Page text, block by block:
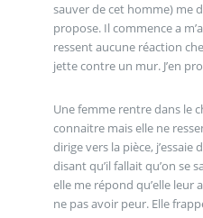
sauver de cet homme) me
propose. Il commence a
ressent aucune réaction
jette contre un mur. J’en
Une femme rentre dans le
connaitre mais elle ne
dirige vers la pièce, j’essaie
disant qu’il fallait qu’on se
elle me répond qu’elle leur
ne pas avoir peur. Elle